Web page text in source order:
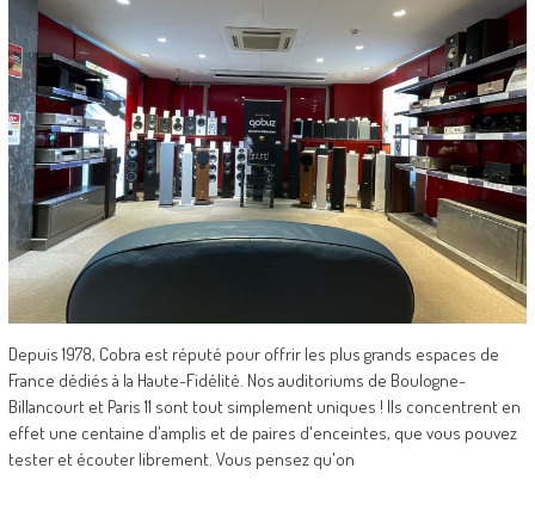
Depuis 1978, Cobra est réputé pour offrir les plus grands espaces de
France dédiés à la Haute-Fidélité. Nos auditoriums de Boulogne-
Billancourt et Paris 11 sont tout simplement uniques ! Ils concentrent en
effet une centaine d'amplis et de paires d'enceintes, que vous pouvez
tester et écouter librement. Vous pensez qu'on